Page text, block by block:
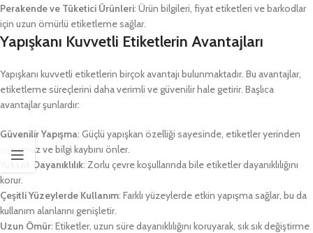
Perakende ve Tüketici Ürünleri: Ürün bilgileri, fiyat etiketleri ve barkodlar
için uzun ömürlü etiketleme sağlar.
Yapışkanı Kuvvetli Etiketlerin Avantajları
Yapışkanı kuvvetli etiketlerin birçok avantajı bulunmaktadır. Bu avantajlar,
etiketleme süreçlerini daha verimli ve güvenilir hale getirir. Başlıca
avantajlar şunlardır:
Güvenilir Yapışma: Güçlü yapışkan özelliği sayesinde, etiketler yerinden
oynamaz ve bilgi kaybını önler.
Yüksek Dayanıklılık: Zorlu çevre koşullarında bile etiketler dayanıklılığını
korur.
Çeşitli Yüzeylerde Kullanım: Farklı yüzeylerde etkin yapışma sağlar, bu da
kullanım alanlarını genişletir.
Uzun Ömür: Etiketler, uzun süre dayanıklılığını koruyarak, sık sık değiştirme